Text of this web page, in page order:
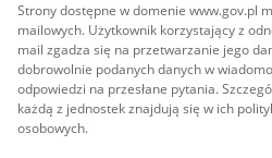
Strony dostępne w domenie www.gov.pl
mailowych. Użytkownik korzystający z
mail zgadza się na przetwarzanie jego
dobrowolnie podanych danych w
odpowiedzi na przesłane pytania.
każdą z jednostek znajdują się w ich
osobowych.